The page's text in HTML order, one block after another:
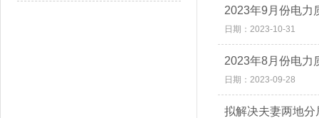
2023年9月份电力
日期：2023-10-31
2023年8月份电力
日期：2023-09-28
拟解决夫妻两地分